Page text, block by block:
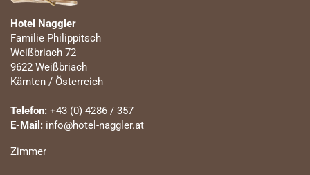
Hotel Naggler
Familie Philippitsch
Weißbriach 72
9622 Weißbriach
Kärnten / Österreich
Telefon: +43 (0) 4286 / 357
E-Mail: info@hotel-naggler.at
Zimmer